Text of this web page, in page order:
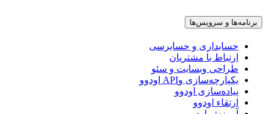
برنامه‌ها و سرویس‌ها
حسابداری و حسابرسی
ارتباط با مشتریان
طراحی وبسایت و سئو
یکپارچه‌سازی وAPI اودوو
پیاده‌سازی اودوو
ارتقاء اودوو